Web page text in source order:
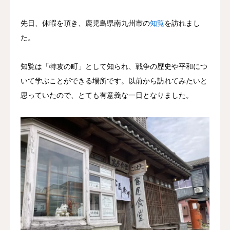
先日、休暇を頂き、鹿児島県南九州市の知覧を訪れまし
た。
知覧は「特攻の町」として知られ、戦争の歴史や平和につ
いて学ぶことができる場所です。以前から訪れてみたいと
思っていたので、とても有意義な一日となりました。